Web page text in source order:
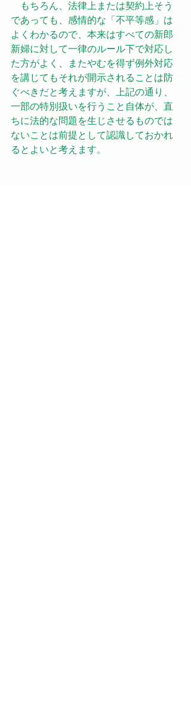
もちろん、法律上または契約上そう
であっても、感情的な「不平等感」は
よくわかるので、本来はすべての新郎
新婦に対して一律のルール下で対応し
た方がよく、またやむを得ず例外対応
を講じてもそれが開示されることは防
ぐべきだと考えますが、上記の通り、
一部の特別扱いを行うこと自体が、直
ちに法的な問題を生じさせるものでは
ないことは前提として認識しておかれ
るとよいと考えます。